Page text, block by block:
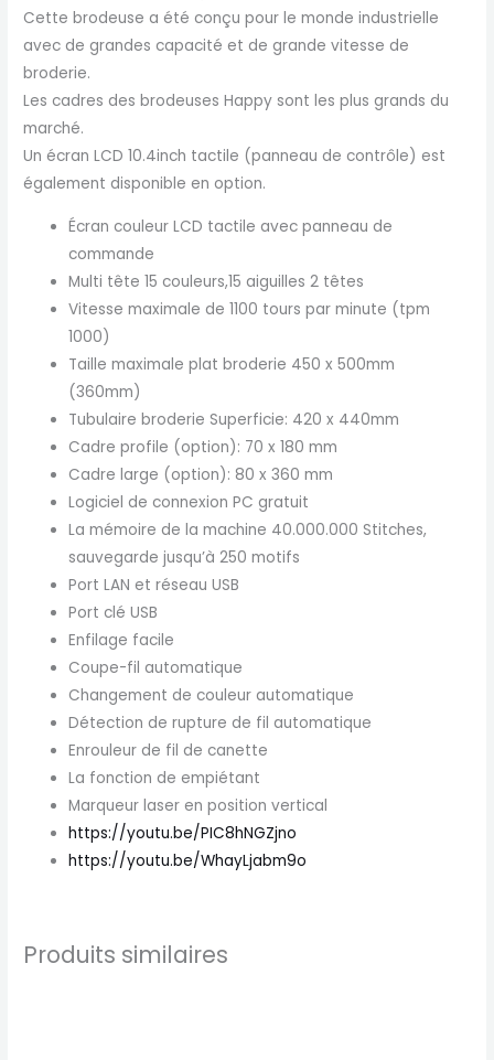
Cette brodeuse a été conçu pour le monde industrielle
avec de grandes capacité et de grande vitesse de
broderie.
Les cadres des brodeuses Happy sont les plus grands du
marché.
Un écran LCD 10.4inch tactile (panneau de contrôle) est
également disponible en option.
Écran couleur LCD tactile avec panneau de
commande
Multi tête 15 couleurs,15 aiguilles 2 têtes
Vitesse maximale de 1100 tours par minute (tpm
1000)
Taille maximale plat broderie 450 x 500mm
(360mm)
Tubulaire broderie Superficie: 420 x 440mm
Cadre profile (option): 70 x 180 mm
Cadre large (option): 80 x 360 mm
Logiciel de connexion PC gratuit
La mémoire de la machine 40.000.000 Stitches,
sauvegarde jusqu’à 250 motifs
Port LAN et réseau USB
Port clé USB
Enfilage facile
Coupe-fil automatique
Changement de couleur automatique
Détection de rupture de fil automatique
Enrouleur de fil de canette
La fonction de empiétant
Marqueur laser en position vertical
https://youtu.be/PIC8hNGZjno
https://youtu.be/WhayLjabm9o
Produits similaires